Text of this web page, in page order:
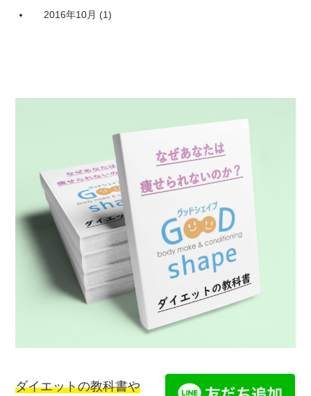
2016年10月 (1)
ダイエットの教科書や